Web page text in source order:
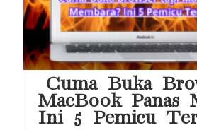
Cuma Buka
MacBook Panas
Ini 5 Pemicu